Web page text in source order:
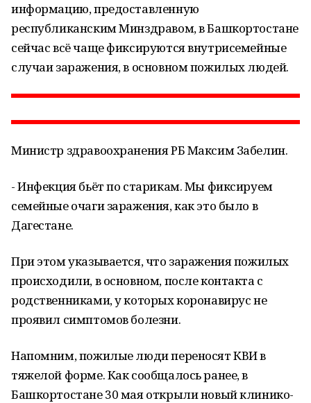
информацию, предоставленную
республиканским Минздравом, в Башкортостане
сейчас всё чаще фиксируются внутрисемейные
случаи заражения, в основном пожилых людей.
Министр здравоохранения РБ Максим Забелин.
- Инфекция бьёт по старикам. Мы фиксируем
семейные очаги заражения, как это было в
Дагестане.
При этом указывается, что заражения пожилых
происходили, в основном, после контакта с
родственниками, у которых коронавирус не
проявил симптомов болезни.
Напомним, пожилые люди переносят КВИ в
тяжелой форме. Как сообщалось ранее, в
Башкортостане 30 мая открыли новый клинико-